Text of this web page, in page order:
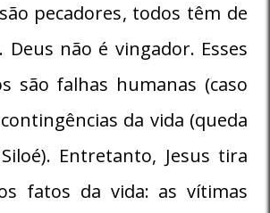
pecadores, todos têm de
Deus não é vingador. Esses
são falhas humanas (caso
da vida (queda
Entretanto, Jesus tira
fatos da vida: as vítimas